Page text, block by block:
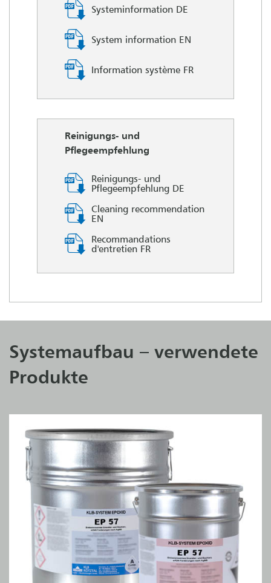
Systeminformation DE
System information EN
Information système FR
Reinigungs- und
Pflegeempfehlung
Reinigungs- und
Pflegeempfehlung DE
Cleaning recommendation
EN
Recommandations
d'entretien FR
Systemaufbau – verwendete
Produkte